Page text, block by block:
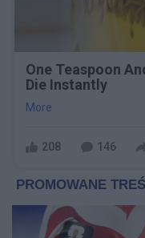
One Teaspoon
Die Instantly
More
208 146